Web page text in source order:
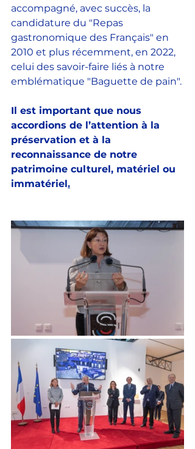
accompagné, avec succès, la
candidature du "Repas
gastronomique des Français" en
2010 et plus récemment, en 2022,
celui des savoir-faire liés à notre
emblématique "Baguette de pain".
Il est important que nous
accordions de l’attention à la
préservation et à la
reconnaissance de notre
patrimoine culturel, matériel ou
immatériel.